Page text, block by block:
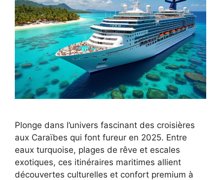
Plonge dans l’univers fascinant des croisières
aux Caraïbes qui font fureur en 2025. Entre
eaux turquoise, plages de rêve et escales
exotiques, ces itinéraires maritimes allient
découvertes culturelles et confort premium à